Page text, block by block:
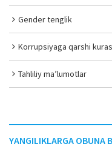
Gender tenglik
Korrupsiyaga qarshi
Tahliliy ma’lumotlar
YANGILIKLARGA OBUNA